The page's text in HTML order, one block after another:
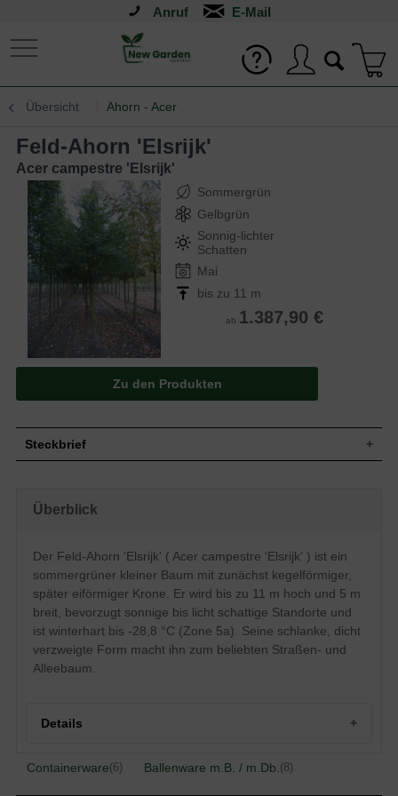
Anruf
Übersicht Ahorn - Acer
Feld-Ahorn 'Elsrijk'
Acer campestre 'Elsrijk'
Sommergrün
Gelbgrün
Sonnig-lichter
Schatten
Mai
bis zu 11 m
ab 1.387,90 €
Zu den Produkten
Steckbrief
Wuchs
und 25 cm in die Breite
Wuchshöhe
bis zu 11 m
Blatt
Sommergrün, 3 bis 5 lappig, stumpfeckig,
sattgrün, Herbstfärbung intensiv gelb,
insgesamt kleinere Blätter als die Art,
Rand gewellt
Frucht
Waagerecht angeordnete Flügel (August/
Rinde
flaches Wurzelsystem
Überblick
Der Feld-Ahorn 'Elsrijk' ( Acer campestre 'Elsrijk' ) ist ein
sommergrüner kleiner Baum mit zunächst kegelförmiger,
später eiförmiger Krone. Er wird bis zu 11 m hoch und 5 m
breit, bevorzugt sonnige bis licht schattige Standorte und
ist winterhart bis -28,8 °C (Zone 5a). Seine schlanke, dicht
verzweigte Form macht ihn zum beliebten Straßen- und
Alleebaum.
Details
Containerware(6) Ballenware m.B. / m.Db. (8)